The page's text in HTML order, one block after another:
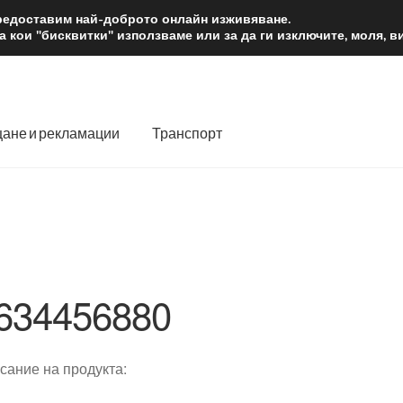
лв.
и рекламации Транспорт
на продукта:
най-доброто онлайн изживяване.
"бисквитки" използваме или за да ги изключите, моля,